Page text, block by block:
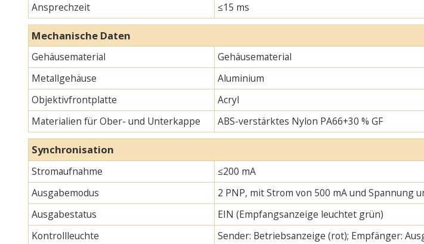
Ansprechzeit
≤15 ms
Mechanische Daten
Gehäusematerial
Gehäusematerial
Metallgehäuse
Aluminium
Objektivfrontplatte
Acryl
Materialien für Ober- und Unterkappe
ABS-verstärktes Nylon PA66+30 % GF
Synchronisation
Stromaufnahme
≤200 mA
Ausgabemodus
2 PNP, mit Strom von 500 mA und Spannung
Ausgabestatus
EIN (Empfangsanzeige leuchtet grün)
Kontrollleuchte
Sender: Betriebsanzeige (rot); Empfänger: